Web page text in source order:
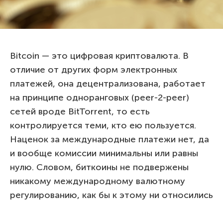
Bitcoin — это цифровая криптовалюта. В
отличие от других форм электронных
платежей, она децентрализована, работает
на принципе одноранговых (peer-2-peer)
сетей вроде BitTorrent, то есть
контролируется теми, кто ею пользуется.
Наценок за международные платежи нет, да
и вообще комиссии минимальны или равны
нулю. Словом, биткоины не подвержены
никакому международному валютному
регулированию, как бы к этому ни относились